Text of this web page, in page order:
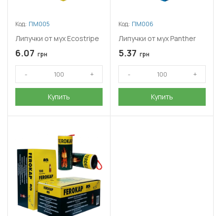
Код: ПМ005
Липучки от мух Ecostripe
6.07 грн
Купить
Код: ПМ006
Липучки от мух Panther
5.37 грн
Купить